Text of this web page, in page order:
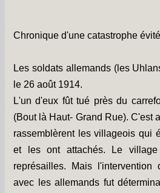
Blog Salle des Fêtes -
Comité des Fêtes -
Histoires -
Prieuré saint Dodon -
Les chapelles -
Travaux -
Chronique d'une catastrophe
Les soldats allemands (les
le 26 août 1914.
L'un d'eux fût tué près du
(Bout là Haut- Grand Rue). C'est
rassemblèrent les villageois qui
et les ont attachés. Le
représailles. Mais l'intervention
avec les allemands fut